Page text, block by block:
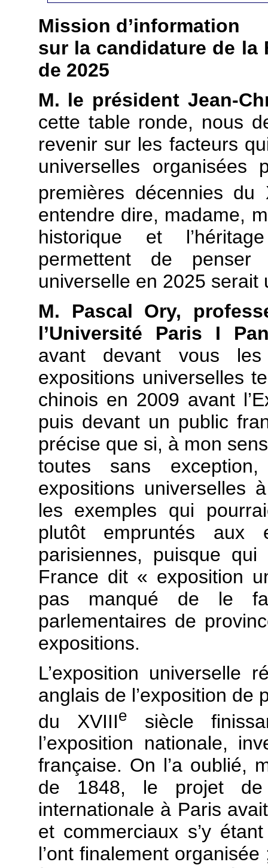
Mission d’information
sur la candidature de la
de 2025
M. le président Jean-
cette table ronde, nous
revenir sur les facteurs
universelles
premières décennies du
entendre dire, madame,
historique et
permettent de penser
universelle en 2025
M. Pascal Ory,
l’Université Paris I
avant devant vous
expositions universelles
chinois en 2009 avant
puis devant un public
précise que si, à mon
toutes sans
expositions universelles
les exemples qui
plutôt empruntés aux
parisiennes, puisque
France dit « exposition
pas manqué de le
parlementaires de
expositions.
L’exposition universelle
anglais de l’exposition de
du XVIIIe
siècle
l’exposition nationale,
française. On l’a oublié,
de 1848, le projet de
internationale à Paris
et commerciaux s’y
l’ont finalement